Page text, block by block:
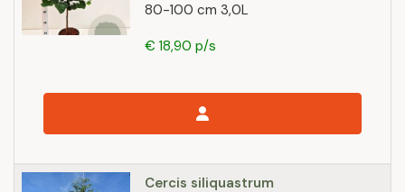
80-100 cm 3,0L
€ 18,90 p/s
Cercis siliquastrum